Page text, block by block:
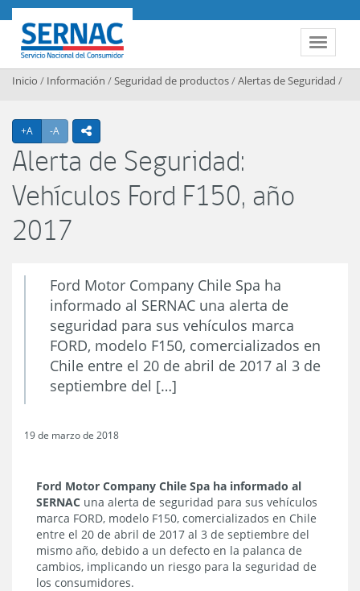
Contenido principal
Toggle
SERNAC
Inicio / Información /Seguridad de productos/Alertas de Seguridad /
+A Agrandar texto
-A Achicar textoicono compartir
Alerta de Seguridad:
Vehículos Ford F150, año
2017
Ford Motor Company Chile Spa ha
informado al SERNAC una alerta de
seguridad para sus vehículos marca
FORD, modelo F150, comercializados en
Chile entre el 20 de abril de 2017 al 3 de
septiembre del […]
19 de marzo de 2018
Ford Motor Company Chile Spa ha informado al
SERNAC una alerta de seguridad para sus vehículos
marca FORD, modelo F150, comercializados en Chile
entre el 20 de abril de 2017 al 3 de septiembre del
mismo año, debido a un defecto en la palanca de
cambios, implicando un riesgo para la seguridad de
los consumidores.